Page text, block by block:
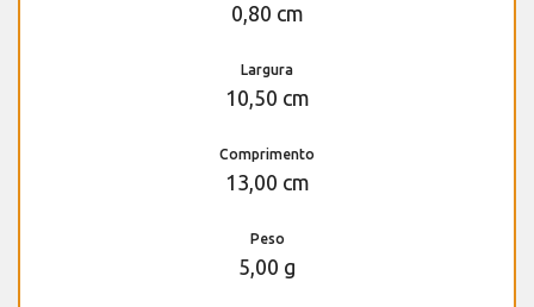
0,80 cm
Largura
10,50 cm
Comprimento
13,00 cm
Peso
5,00 g